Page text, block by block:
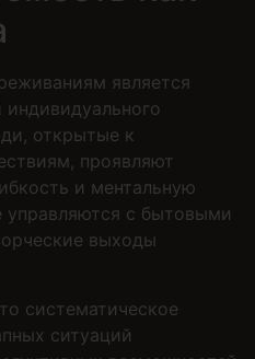
является
открытые к
проявляют
и ментальную
с бытовыми
выходы
систематическое
ситуаций